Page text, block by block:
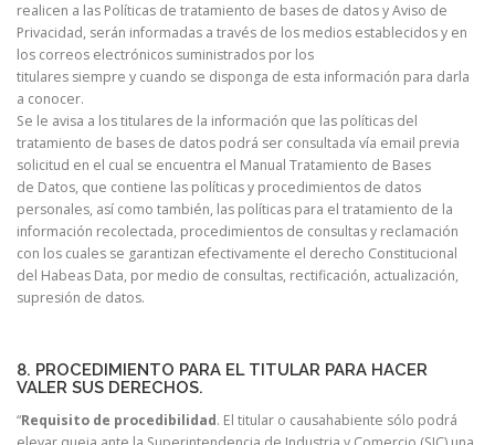
realicen a las Políticas de tratamiento de bases de datos y Aviso de
Privacidad, serán informadas a través de los medios establecidos y en
los correos electrónicos suministrados por los
titulares siempre y cuando se disponga de esta información para darla
a conocer.
Se le avisa a los titulares de la información que las políticas del
tratamiento de bases de datos podrá ser consultada vía email previa
solicitud en el cual se encuentra el Manual Tratamiento de Bases
de Datos, que contiene las políticas y procedimientos de datos
personales, así como también, las políticas para el tratamiento de la
información recolectada, procedimientos de consultas y reclamación
con los cuales se garantizan efectivamente el derecho Constitucional
del Habeas Data, por medio de consultas, rectificación, actualización,
supresión de datos.
8. PROCEDIMIENTO PARA EL TITULAR PARA HACER
VALER SUS DERECHOS.
“Requisito de procedibilidad. El titular o causahabiente sólo podrá